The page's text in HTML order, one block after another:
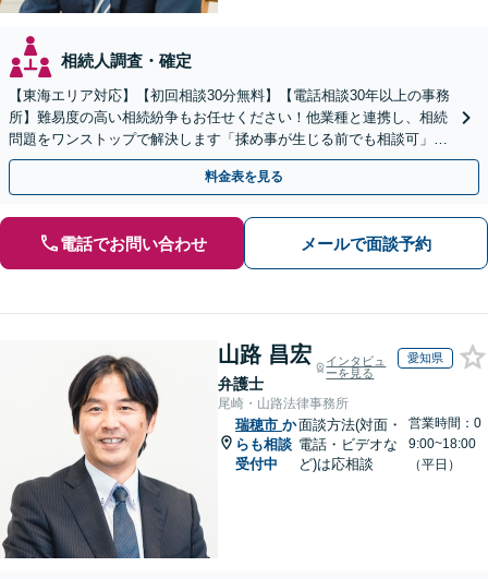
相続人調査・確定
【東海エリア対応】【初回相談30分無料】【電話相談30年以上の事務
所】難易度の高い相続紛争もお任せください！他業種と連携し、相続
問題をワンストップで解決します「揉め事が生じる前でも相談可」
【分割払い対応】【完全個室制】【休日夜間相談可】
料金表を見る
電話でお問い合わせ メールで面談予約
山路 昌宏
弁護士
インタビュ
ーを見る
愛知県
尾崎・山路法律事務所
瑞穂市 か
らも相談
受付中
面談方法(対面・
電話・ビデオな
ど)は応相談
営業時間：0
9:00~18:00
（平日）